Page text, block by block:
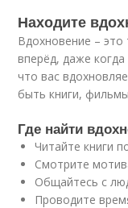
Находите
Вдохновение – это
вперёд, даже
что вас
быть книги,
Где найти
Читайте книги
Смотрите
Общайтесь с
Проводите